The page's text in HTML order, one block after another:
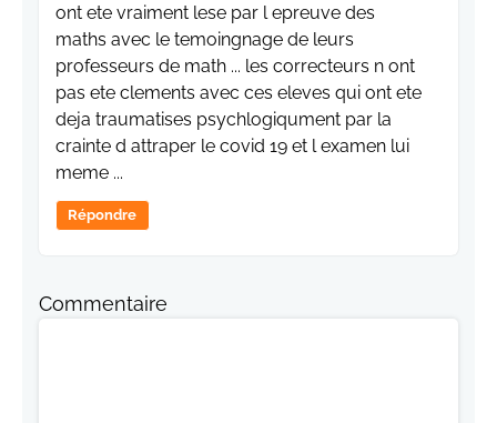
ont ete vraiment lese par l epreuve des
maths avec le temoingnage de leurs
professeurs de math ... les correcteurs n ont
pas ete clements avec ces eleves qui ont ete
deja traumatises psychlogiqument par la
crainte d attraper le covid 19 et l examen lui
meme ...
Répondre
Commentaire